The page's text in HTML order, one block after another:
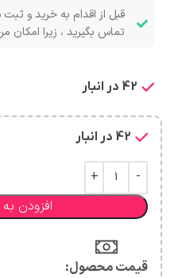
قبل از اقدام به خرید و
تماس بگیرید ، زیرا امکان
42 در انبار
42 در انبار
افزودن
قیمت محصول:​